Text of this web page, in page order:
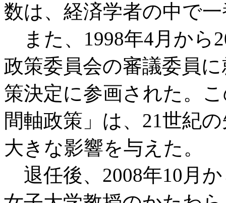
数は、経済学者の中で
また、1998年4月から
政策委員会の審議委員
策決定に参画された。
間軸政策」は、21世紀
大きな影響を与えた。
退任後、2008年10月